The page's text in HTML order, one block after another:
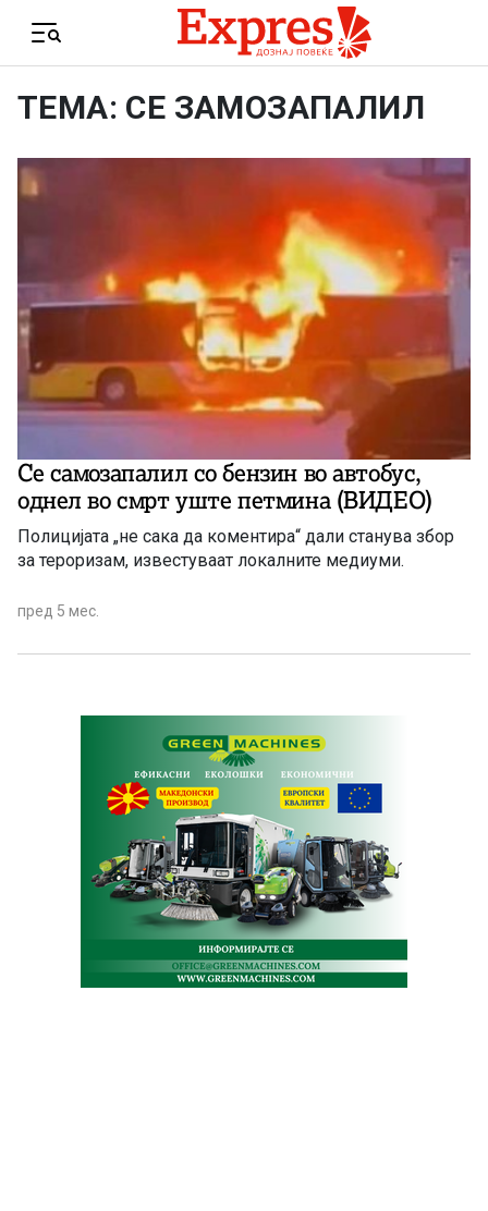
Menu
ТЕМА: СЕ ЗАМОЗАПАЛИЛ
Се самозапалил со бензин во автобус,
однел во смрт уште петмина (ВИДЕО)
Полицијата „не сака да коментира“ дали станува збор
за тероризам, известуваат локалните медиуми.
пред 5 мес.